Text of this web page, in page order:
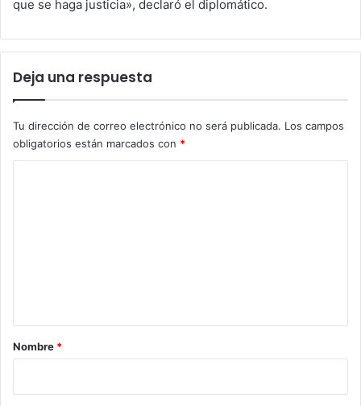
que se haga justicia», declaró el diplomático.
Deja una respuesta
Tu dirección de correo electrónico no será publicada. Los campos
obligatorios están marcados con *
rNombre *